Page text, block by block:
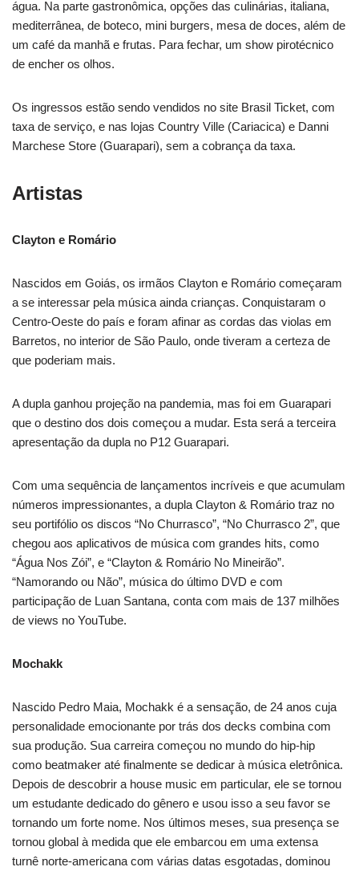
água. Na parte gastronômica, opções das culinárias, italiana,
mediterrânea, de boteco, mini burgers, mesa de doces, além de
um café da manhã e frutas. Para fechar, um show pirotécnico
de encher os olhos.
Os ingressos estão sendo vendidos no site Brasil Ticket, com
taxa de serviço, e nas lojas Country Ville (Cariacica) e Danni
Marchese Store (Guarapari), sem a cobrança da taxa.
Artistas
Clayton e Romário
Nascidos em Goiás, os irmãos Clayton e Romário começaram
a se interessar pela música ainda crianças. Conquistaram o
Centro-Oeste do país e foram afinar as cordas das violas em
Barretos, no interior de São Paulo, onde tiveram a certeza de
que poderiam mais.
A dupla ganhou projeção na pandemia, mas foi em Guarapari
que o destino dos dois começou a mudar. Esta será a terceira
apresentação da dupla no P12 Guarapari.
Com uma sequência de lançamentos incríveis e que acumulam
números impressionantes, a dupla Clayton & Romário traz no
seu portifólio os discos “No Churrasco”, “No Churrasco 2”, que
chegou aos aplicativos de música com grandes hits, como
“Água Nos Zói”, e “Clayton & Romário No Mineirão”.
“Namorando ou Não”, música do último DVD e com
participação de Luan Santana, conta com mais de 137 milhões
de views no YouTube.
Mochakk
Nascido Pedro Maia, Mochakk é a sensação, de 24 anos cuja
personalidade emocionante por trás dos decks combina com
sua produção. Sua carreira começou no mundo do hip-hip
como beatmaker até finalmente se dedicar à música eletrônica.
Depois de descobrir a house music em particular, ele se tornou
um estudante dedicado do gênero e usou isso a seu favor se
tornando um forte nome. Nos últimos meses, sua presença se
tornou global à medida que ele embarcou em uma extensa
turnê norte-americana com várias datas esgotadas, dominou